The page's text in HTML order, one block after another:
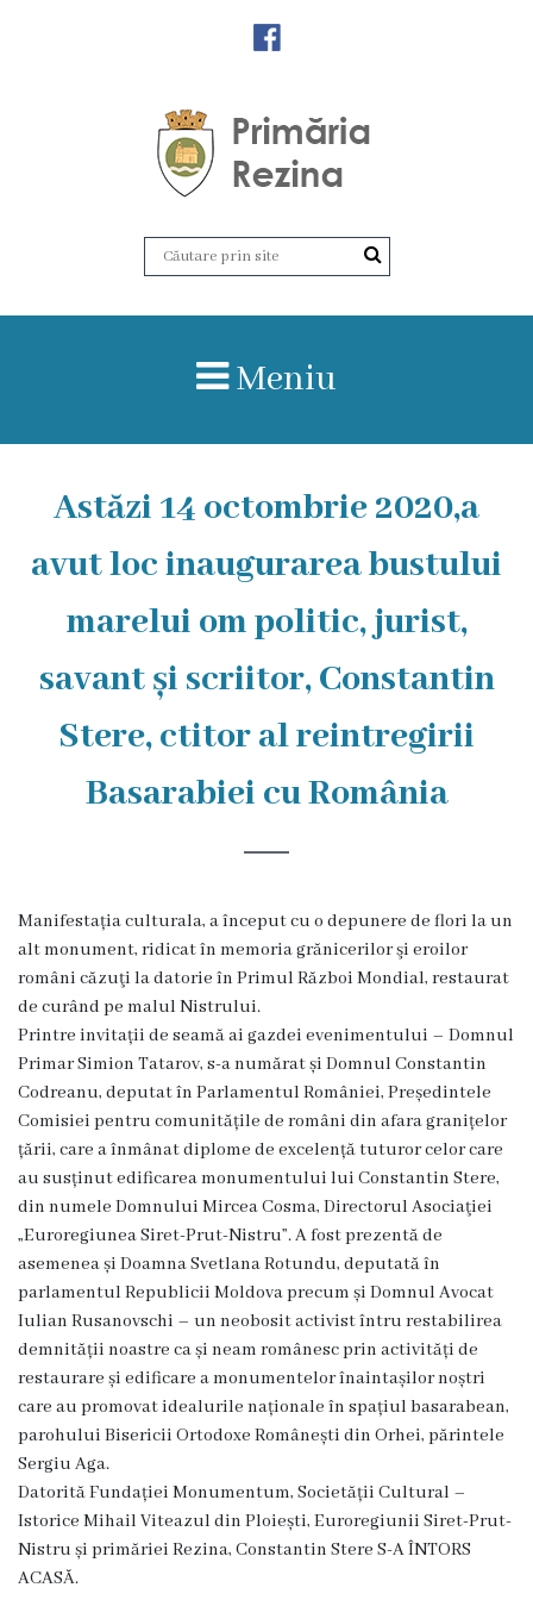
Amalgamare
în
Rezina
Primăria
Zile
audiență
primăriei
Competențele
primarului
Dispozițiile
primarului
Plăți
salariale
încasate
Întreprinderi
subordonate
Grădinița
nr.1
,,Leagănul
Meniu
Astăzi 14 octombrie 2020,a
avut loc inaugurarea bustului
marelui om politic, jurist,
savant și scriitor, Constantin
Stere, ctitor al reintregirii
Basarabiei cu România
Manifestația culturala, a început cu o depunere de flori la un
alt monument, ridicat în memoria grănicerilor şi eroilor
români căzuţi la datorie în Primul Război Mondial, restaurat
de curând pe malul Nistrului.
Printre invitații de seamă ai gazdei evenimentului – Domnul
Primar Simion Tatarov, s-a numărat și Domnul Constantin
Codreanu, deputat în Parlamentul României, Președintele
Comisiei pentru comunitățile de români din afara granițelor
țării, care a înmânat diplome de excelență tuturor celor care
au susținut edificarea monumentului lui Constantin Stere,
din numele Domnului Mircea Cosma, Directorul Asociaţiei
„Euroregiunea Siret-Prut-Nistru”. A fost prezentă de
asemenea și Doamna Svetlana Rotundu, deputată în
parlamentul Republicii Moldova precum și Domnul Avocat
Iulian Rusanovschi – un neobosit activist întru restabilirea
demnității noastre ca și neam românesc prin activități de
restaurare și edificare a monumentelor înaintașilor noștri
care au promovat idealurile naționale în spațiul basarabean,
parohului Bisericii Ortodoxe Românești din Orhei, părintele
Sergiu Aga.
Datorită Fundației Monumentum, Societății Cultural –
Istorice Mihail Viteazul din Ploiești, Euroregiunii Siret-Prut-
Nistru și primăriei Rezina, Constantin Stere S-A ÎNTORS
ACASĂ.